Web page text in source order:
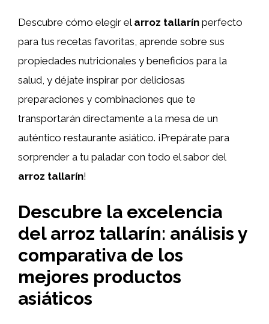
Descubre cómo elegir el arroz tallarín perfecto
para tus recetas favoritas, aprende sobre sus
propiedades nutricionales y beneficios para la
salud, y déjate inspirar por deliciosas
preparaciones y combinaciones que te
transportarán directamente a la mesa de un
auténtico restaurante asiático. ¡Prepárate para
sorprender a tu paladar con todo el sabor del
arroz tallarín!
Descubre la excelencia
del arroz tallarín: análisis y
comparativa de los
mejores productos
asiáticos